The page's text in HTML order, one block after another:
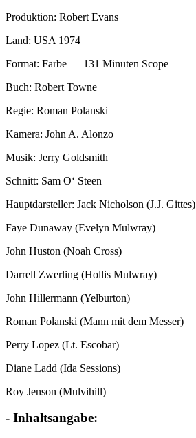
Produktion: Robert Evans
Land: USA 1974
Format: Farbe — 131 Minuten Scope
Buch: Robert Towne
Regie: Roman Polanski
Kamera: John A. Alonzo
Musik: Jerry Goldsmith
Schnitt: Sam O‘ Steen
Hauptdarsteller: Jack Nicholson (J.J. Gittes)
Faye Dunaway (Evelyn Mulwray)
John Huston (Noah Cross)
Darrell Zwerling (Hollis Mulwray)
John Hillermann (Yelburton)
Roman Polanski (Mann mit dem Messer)
Perry Lopez (Lt. Escobar)
Diane Ladd (Ida Sessions)
Roy Jenson (Mulvihill)
- Inhaltsangabe: